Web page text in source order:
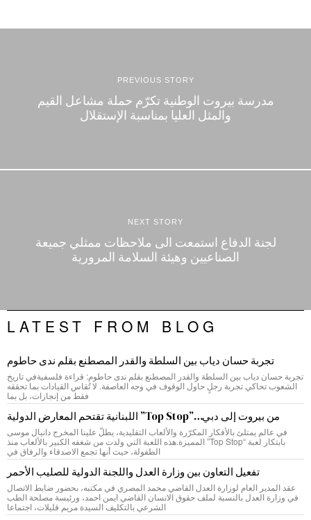
PREVIOUS STORY
مدرسة بيروت الوطنية تكرّم حملة مشاعل القيم
والمثل العليا بمناسبة الإستقلال
NEXT STORY
لجنة الدفاع استمعت الى ملاحظات ممثلي جميعة
الصناعيين وهيئة السلامة المرورية
LATEST FROM BLOG
تجربة حسان دياب بين السلطة والقدر المصطنع بقلم ندى حاطوم
تجربة حسان دياب بين السلطة والقدر المصطنع بقلم ندى حاطوم: قراءة فلسفيةفي تاريخ
الشعوب تحاكي تجربة رجلٍ حاول الوقوف في وجه العاصفة. لا تُقاس القيادات بما تحققه
فقط من إنجازات، بل بما
من بيروت إلى دبي…”Top Stop” اللبنانية تقتحم المعارض الدولية
في عالم يمتلئ بالأفكار المكرّرة والألعاب التقليدية، يطلّ علينا المخرج دانيال موسى
بابتكار لعبة “Top Stop” المميزة.هذه اللعبة التي ولدت من شغفه الكبير بالألعاب منذ
الطفولة، حيث أنها تجمع الاصدقاء والرفاق في
تفعيل التعاون بين وزارة العدل واللجنة الدولية للصليب الأحمر
عقد المدير العام لوزارة العدل القاضي محمد المصري في مكتبه، بحضور ضابط الاتصال
في وزارة العدل بالنسبة لملف حقوق الانسان القاضي ايمن احمد، ورئيسة مصلحة الطب
الشرعي بالتكليف السيدة مريم قليلات، اجتماعا